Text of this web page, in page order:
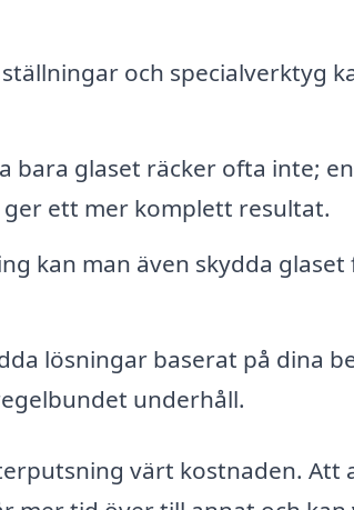
och specialverktyg
bara glaset räcker ofta inte; en
ett mer komplett resultat.
kan man även skydda glaset
lösningar baserat på dina
underhåll.
värt kostnaden. Att